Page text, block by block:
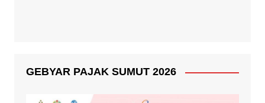
GEBYAR PAJAK SUMUT 2026